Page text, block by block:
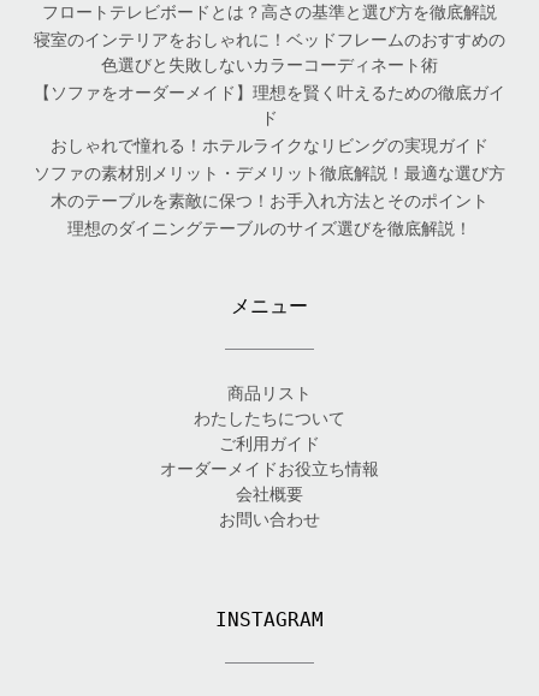
フロートテレビボードとは？高さの基準と選び方を徹底解説
寝室のインテリアをおしゃれに！ベッドフレームのおすすめの
色選びと失敗しないカラーコーディネート術
【ソファをオーダーメイド】理想を賢く叶えるための徹底ガイ
ド
おしゃれで憧れる！ホテルライクなリビングの実現ガイド
ソファの素材別メリット・デメリット徹底解説！最適な選び方
木のテーブルを素敵に保つ！お手入れ方法とそのポイント
理想のダイニングテーブルのサイズ選びを徹底解説！
メニュー
商品リスト
わたしたちについて
ご利用ガイド
オーダーメイドお役立ち情報
会社概要
お問い合わせ
INSTAGRAM